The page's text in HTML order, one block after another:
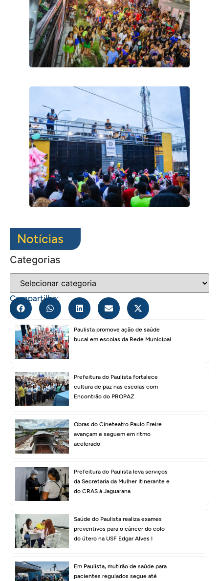
Notícias
Categorias
Compartilhe:
Paulista promove ação de saúde
bucal em escolas da Rede Municipal
Prefeitura do Paulista fortalece
cultura de paz nas escolas com
Encontrão do PROPAZ
Obras do Cineteatro Paulo Freire
avançam e seguem em ritmo
acelerado
Prefeitura do Paulista leva serviços
da Secretaria da Mulher Itinerante e
do CRAS à Jaguarana
Saúde do Paulista realiza exames
preventivos para o câncer do colo
do útero na USF Edgar Alves I
Em Paulista, mutirão de saúde para
pacientes regulados segue até